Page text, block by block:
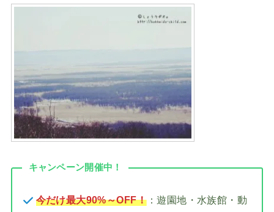
キャンペーン開催中！
今だけ最大90%～OFF！：遊園地・水族館・動